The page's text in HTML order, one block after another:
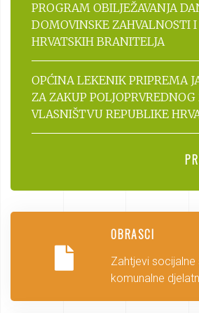
PROGRAM OBILJEŽAVANJA
DOMOVINSKE ZAHVALNOSTI
HRVATSKIH BRANITELJA
OPĆINA LEKENIK PRIPREMA
ZA ZAKUP
VLASNIŠTVU REPUBLIKE
OBRASCI
Zahtjevi socijalne
komunalne